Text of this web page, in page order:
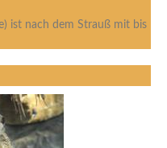
ist nach dem Strauß mit bis